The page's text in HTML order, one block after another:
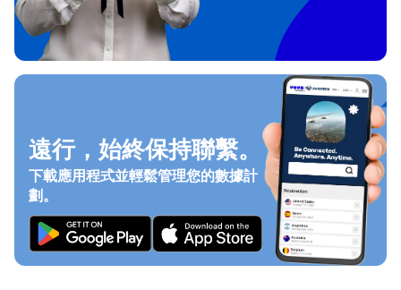
遠行，始終保持聯繫。
下載應用程式並輕鬆管理您的數據計
劃。